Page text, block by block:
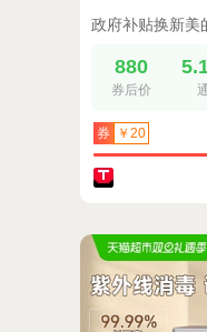
880
券后价
券 ￥20